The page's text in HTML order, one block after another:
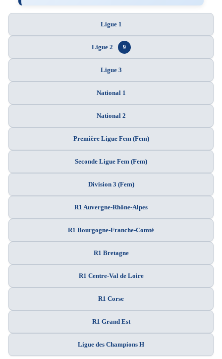
Ligue 1
Ligue 2 9
Ligue 3
National 1
National 2
Première Ligue Fem (Fem)
Seconde Ligue Fem (Fem)
Division 3 (Fem)
R1 Auvergne-Rhône-Alpes
R1 Bourgogne-Franche-Comté
R1 Bretagne
R1 Centre-Val de Loire
R1 Corse
R1 Grand Est
Ligue des Champions H